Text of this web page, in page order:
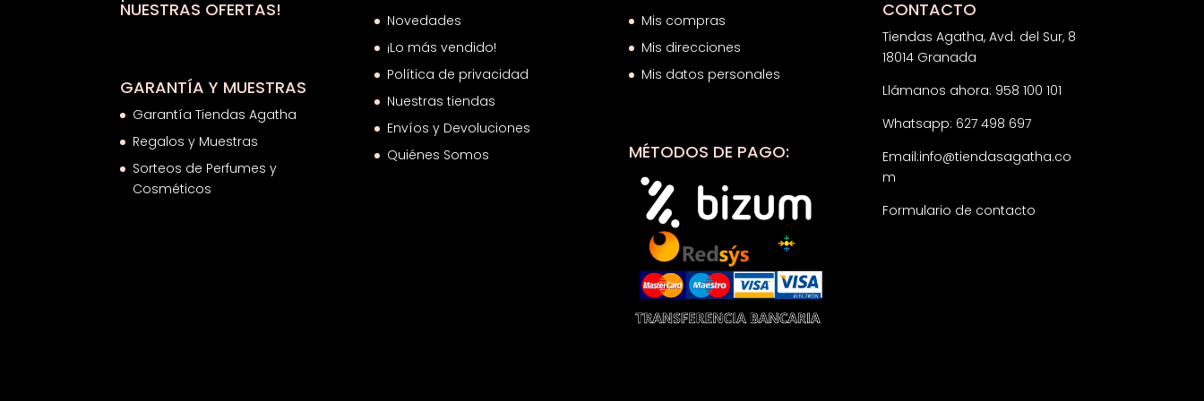
NUESTRAS OFERTAS!
GARANTÍA Y MUESTRAS
Garantía Tiendas Agatha
Regalos y Muestras
Sorteos de Perfumes y
Cosméticos
Novedades
¡Lo más vendido!
Política de privacidad
Nuestras tiendas
Envíos y Devoluciones
Quiénes Somos
Mis compras
Mis direcciones
Mis datos personales
MÉTODOS DE PAGO:
CONTACTO
Tiendas Agatha, Avd. del Sur, 8
18014 Granada
Llámanos ahora: 958 100 101
Whatsapp: 627 498 697
Email:info@tiendasagatha.co
m
Formulario de contacto